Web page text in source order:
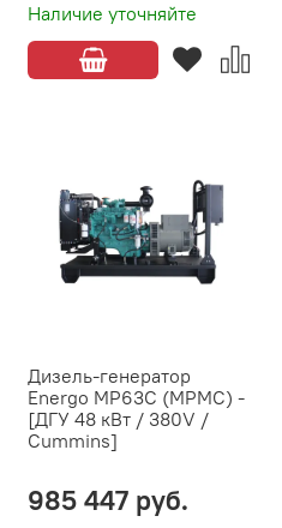
Наличие уточняйте
Дизель-генератор
Energo MP63C (MPMC) -
[ДГУ 48 кВт / 380V /
Cummins]
985 447 руб.